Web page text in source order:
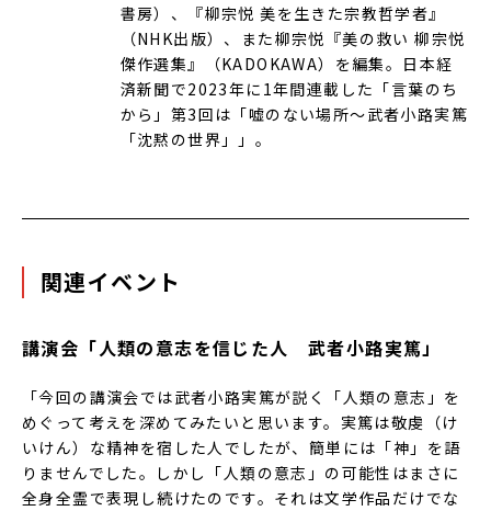
書房）、『柳宗悦 美を生きた宗教哲学者』
（NHK出版）、また柳宗悦『美の救い 柳宗悦
傑作選集』（KADOKAWA）を編集。日本経
済新聞で2023年に1年間連載した「言葉のち
から」第3回は「嘘のない場所〜武者小路実篤
「沈黙の世界」」。
関連イベント
講演会「人類の意志を信じた人 武者小路実篤」
「今回の講演会では武者小路実篤が説く「人類の意志」を
めぐって考えを深めてみたいと思います。実篤は敬虔（け
いけん）な精神を宿した人でしたが、簡単には「神」を語
りませんでした。しかし「人類の意志」の可能性はまさに
全身全霊で表現し続けたのです。それは文学作品だけでな